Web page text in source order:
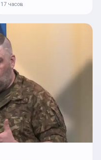
17 часов